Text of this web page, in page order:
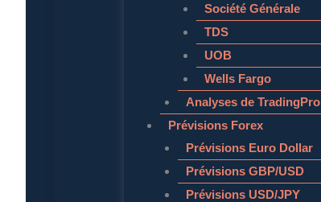
Société Générale
TDS
UOB
Wells Fargo
Analyses de TradingPro
Prévisions Forex
Prévisions Euro Dollar
Prévisions GBP/USD
Prévisions USD/JPY